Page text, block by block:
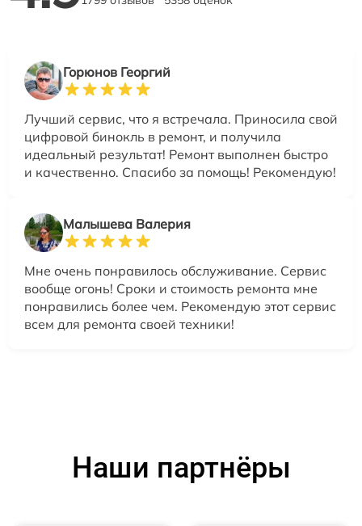
Горюнов Георгий
Лучший сервис, что я встречала. Приносила свой
цифровой бинокль в ремонт, и получила
идеальный результат! Ремонт выполнен быстро
и качественно. Спасибо за помощь! Рекомендую!
Малышева Валерия
Мне очень понравилось обслуживание. Сервис
вообще огонь! Сроки и стоимость ремонта мне
понравились более чем. Рекомендую этот сервис
всем для ремонта своей техники!
Наши партнёры